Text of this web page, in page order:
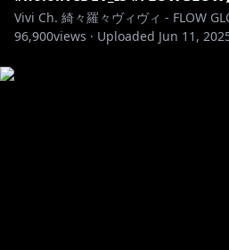
✧ スターティングボイスJPver./
Vivi Ch. 綺々羅々ヴィヴィ - FLOW
96,900views · Uploaded Jun 11,